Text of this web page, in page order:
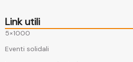
Link utili
5×1000
Eventi solidali